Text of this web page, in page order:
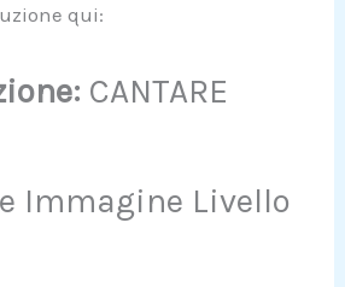
qui:
CANTARE
Immagine Livello